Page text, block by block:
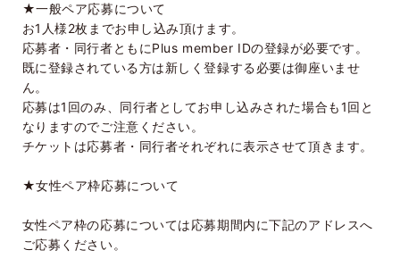
★一般ペア応募について
お1 人様2枚までお申し込み頂けます。
応募者・同行者ともにPlus member IDの登録が必要です。
既に登録されている方は新しく登録する必要は御座いませ
ん。
応募は1 回のみ、同行者としてお申し込みされた場合も1回と
なりますのでご注意ください。
チケットは応募者・同行者それぞれに表示させて頂きます。
★女性ペア枠応募について
女性ペア枠の応募については応募期間内に下記のアドレスへ
ご応募ください。